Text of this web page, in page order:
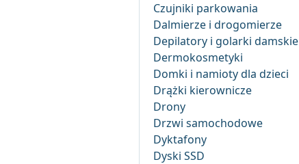
Czujniki parkowania
Dalmierze i drogomierze
Depilatory i golarki damskie
Dermokosmetyki
Domki i namioty dla dzieci
Drążki kierownicze
Drony
Drzwi samochodowe
Dyktafony
Dyski SSD